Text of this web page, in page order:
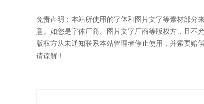
免责声明：本站所使用的字体和图片文字等素材部分
意。如您是字体厂商、图片文字厂商等版权方，且不
版权方从未通知联系本站管理者停止使用，并索要赔
请谅解！